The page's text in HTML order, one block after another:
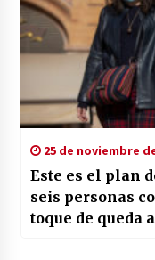
25 de noviembre
Este es el plan
seis personas
toque de queda